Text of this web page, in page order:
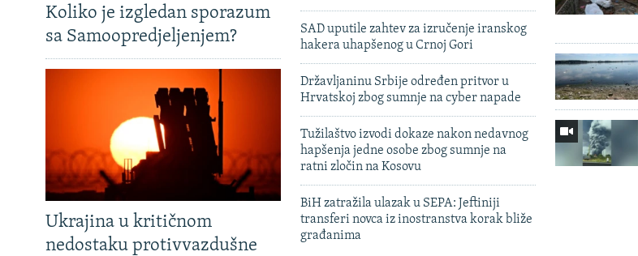
Koliko je izgledan sporazum
sa Samoopredjeljenjem?
Ukrajina u kritičnom
nedostaku protivvazdušne
SAD uputile zahtev za izručenje iranskog
hakera uhapšenog u Crnoj Gori
Državljaninu Srbije određen pritvor u
Hrvatskoj zbog sumnje na cyber napade
Tužilaštvo izvodi dokaze nakon nedavnog
hapšenja jedne osobe zbog sumnje na
ratni zločin na Kosovu
BiH zatražila ulazak u SEPA: Jeftiniji
transferi novca iz inostranstva korak bliže
građanima